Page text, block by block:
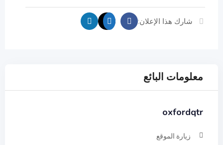
شارك هذا الإعلان:
معلومات البائع
oxfordqtr
زيارة الموقع